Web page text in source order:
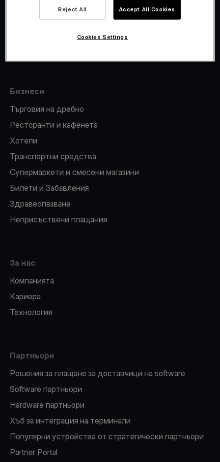
Фискализация
Бизнеси
Търговия на дребно
Ресторанти и кафенета
Хотели
Транспортни средства
Супермаркети и смесени магазини
Билети и Забавления
Здравеопазване
Неприсъствени плащания
За нас
Компанията
Кариера
Технология
Партньори
Решения за плащане за доставчици на software
Software партньори
Hardware партньори
Хъб за интеграция на терминали
Популярни устройства от стратегически партньори
Partner Portal
Reject All Accept All Cookies
Cookies Settings